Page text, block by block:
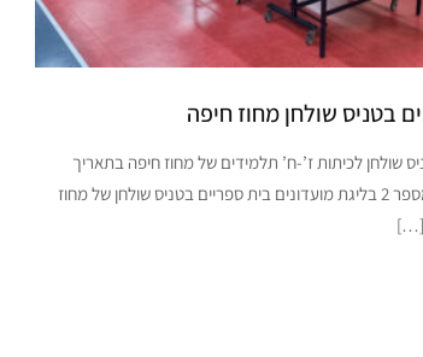
בטניס שולחן לכיתות ז’-ח’ תלמידים של מחוז חיפה בתאריך
09.01.2023 התקיים מחזור מספר 2 בליגת מועדונים בית ספריים בטניס שולחן של מחוז
[…]